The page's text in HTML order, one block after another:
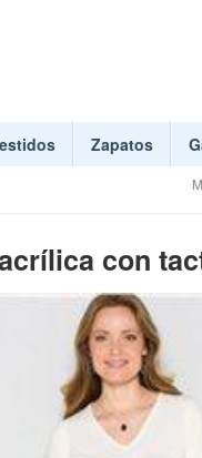
Zapatos
con